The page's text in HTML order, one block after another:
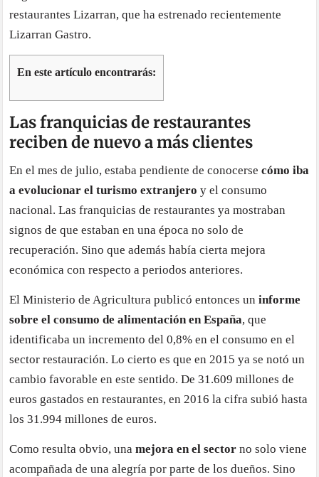
restaurantes Lizarran, que ha estrenado recientemente
Lizarran Gastro.
En este artículo encontrarás:
Las franquicias de restaurantes
reciben de nuevo a más clientes
En el mes de julio, estaba pendiente de conocersecómo iba
a evolucionar el turismo extranjero y el consumo
nacional. Las franquicias de restaurantes ya mostraban
signos de que estaban en una época no solo de
recuperación. Sino que además había cierta mejora
económica con respecto a periodos anteriores.
El Ministerio de Agricultura publicó entonces uninforme
sobre el consumo de alimentación en España, que
identificaba un incremento del 0,8% en el consumo en el
sector restauración. Lo cierto es que en 2015 ya se notó un
cambio favorable en este sentido. De 31.609 millones de
euros gastados en restaurantes, en 2016 la cifra subió hasta
los 31.994 millones de euros.
Como resulta obvio, unamejora en el sectorno solo viene
acompañada de una alegría por parte de los dueños. Sino